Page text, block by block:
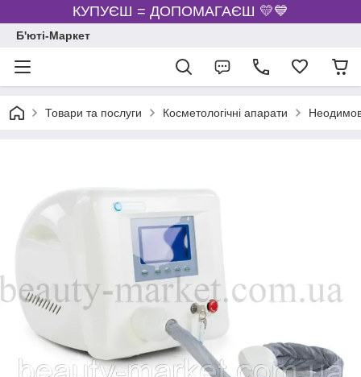
КУПУЄШ = ДОПОМАГАЄШ 💛💙
Б'юті-Маркет
Товари та послуги Косметологічні апарати